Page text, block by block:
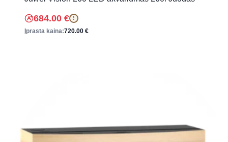
684.00 € !
Įprasta kaina:720.00 €